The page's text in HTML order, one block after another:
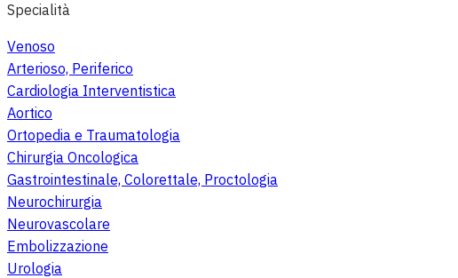
Specialità
Venoso
Arterioso, Periferico
Cardiologia Interventistica
Aortico
Ortopedia e Traumatologia
Chirurgia Oncologica
Gastrointestinale, Colorettale, Proctologia
Neurochirurgia
Neurovascolare
Embolizzazione
Urologia